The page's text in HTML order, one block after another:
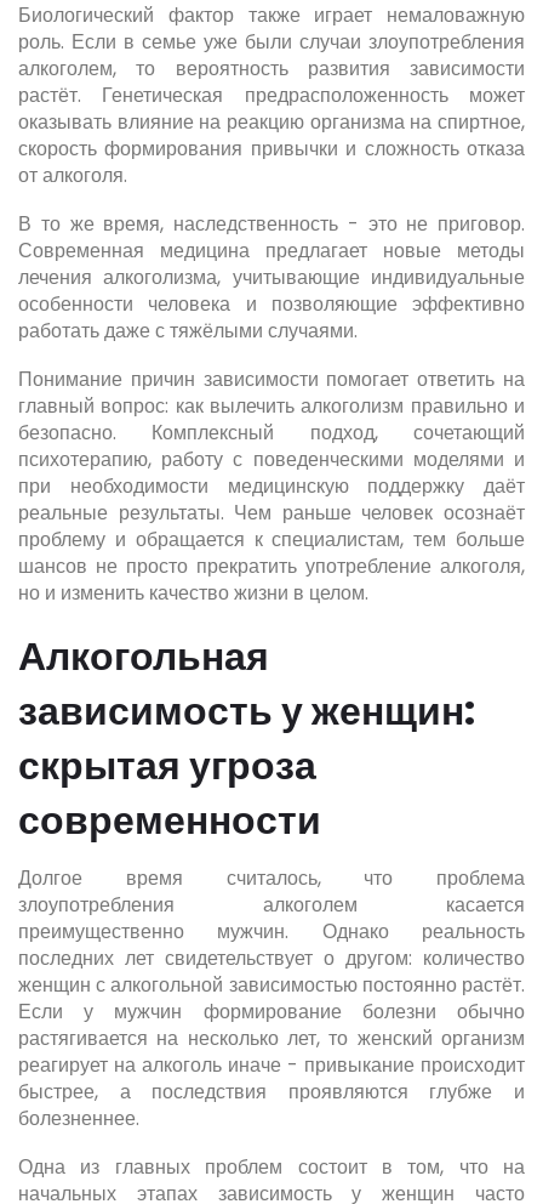
Биологический фактор также играет немаловажную
роль. Если в семье уже были случаи злоупотребления
алкоголем, то вероятность развития зависимости
растёт. Генетическая предрасположенность может
оказывать влияние на реакцию организма на спиртное,
скорость формирования привычки и сложность отказа
от алкоголя.
В то же время, наследственность - это не приговор.
Современная медицина предлагает новые методы
лечения алкоголизма, учитывающие индивидуальные
особенности человека и позволяющие эффективно
работать даже с тяжёлыми случаями.
Понимание причин зависимости помогает ответить на
главный вопрос: как вылечить алкоголизм правильно и
безопасно. Комплексный подход, сочетающий
психотерапию, работу с поведенческими моделями и
при необходимости медицинскую поддержку даёт
реальные результаты. Чем раньше человек осознаёт
проблему и обращается к специалистам, тем больше
шансов не просто прекратить употребление алкоголя,
но и изменить качество жизни в целом.
Алкогольная
зависимость у женщин:
скрытая угроза
современности
Долгое время считалось, что проблема
злоупотребления алкоголем касается
преимущественно мужчин. Однако реальность
последних лет свидетельствует о другом: количество
женщин с алкогольной зависимостью постоянно растёт.
Если у мужчин формирование болезни обычно
растягивается на несколько лет, то женский организм
реагирует на алкоголь иначе - привыкание происходит
быстрее, а последствия проявляются глубже и
болезненнее.
Одна из главных проблем состоит в том, что на
начальных этапах зависимость у женщин часто